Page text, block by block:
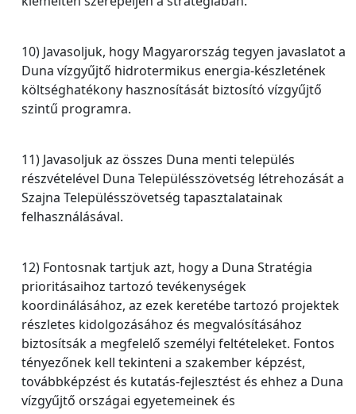
10) Javasoljuk, hogy Magyarország tegyen javaslatot a
Duna vízgyűjtő hidrotermikus energia-készletének
költséghatékony hasznosítását biztosító vízgyűjtő
szintű programra.
11) Javasoljuk az összes Duna menti település
részvételével Duna Településszövetség létrehozását a
Szajna Településszövetség tapasztalatainak
felhasználásával.
12) Fontosnak tartjuk azt, hogy a Duna Stratégia
prioritásaihoz tartozó tevékenységek
koordinálásához, az ezek keretébe tartozó projektek
részletes kidolgozásához és megvalósításához
biztosítsák a megfelelő személyi feltételeket. Fontos
tényezőnek kell tekinteni a szakember képzést,
továbbképzést és kutatás-fejlesztést és ehhez a Duna
vízgyűjtő országai egyetemeinek és